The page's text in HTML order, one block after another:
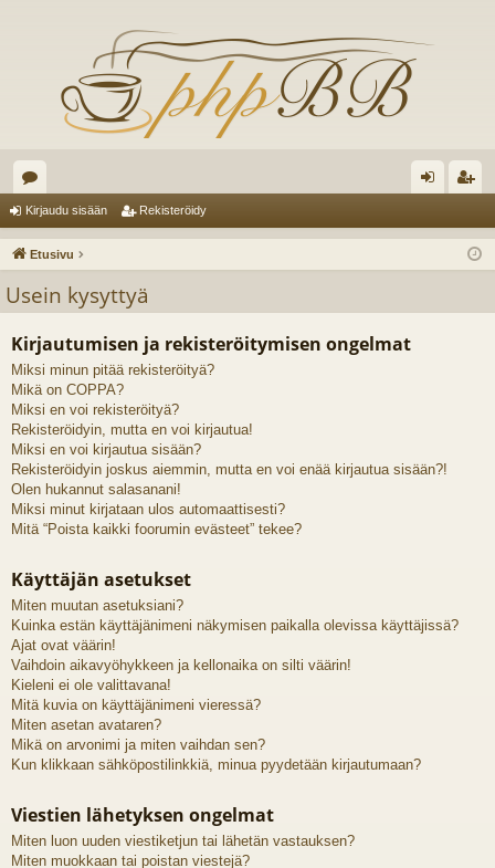
es
ku
el
ua
lu
ee
t
au
si
ist
öi
Kirjaudu sisään Rekisteröidy
Etusivu
Usein kysyttyä
Kirjautumisen ja rekisteröitymisen ongelmat
Miksi minun pitää rekisteröityä?
Mikä on COPPA?
Miksi en voi rekisteröityä?
Rekisteröidyin, mutta en voi kirjautua!
Miksi en voi kirjautua sisään?
Rekisteröidyin joskus aiemmin, mutta en voi enää kirjautua sisään?!
Olen hukannut salasanani!
Miksi minut kirjataan ulos automaattisesti?
Mitä “Poista kaikki foorumin evästeet” tekee?
Käyttäjän asetukset
Miten muutan asetuksiani?
Kuinka estän käyttäjänimeni näkymisen paikalla olevissa käyttäjissä?
Ajat ovat väärin!
Vaihdoin aikavyöhykkeen ja kellonaika on silti väärin!
Kieleni ei ole valittavana!
Mitä kuvia on käyttäjänimeni vieressä?
Miten asetan avataren?
Mikä on arvonimi ja miten vaihdan sen?
Kun klikkaan sähköpostilinkkiä, minua pyydetään kirjautumaan?
Viestien lähetyksen ongelmat
Miten luon uuden viestiketjun tai lähetän vastauksen?
Miten muokkaan tai poistan viestejä?